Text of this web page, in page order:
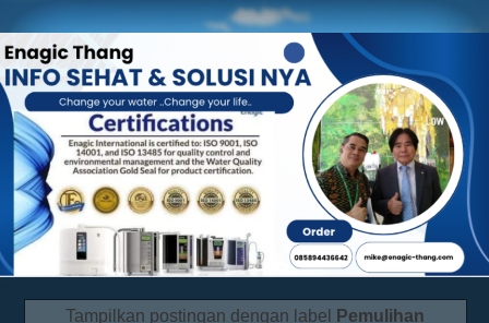
Tampilkan postingan dengan label
Pemulihan